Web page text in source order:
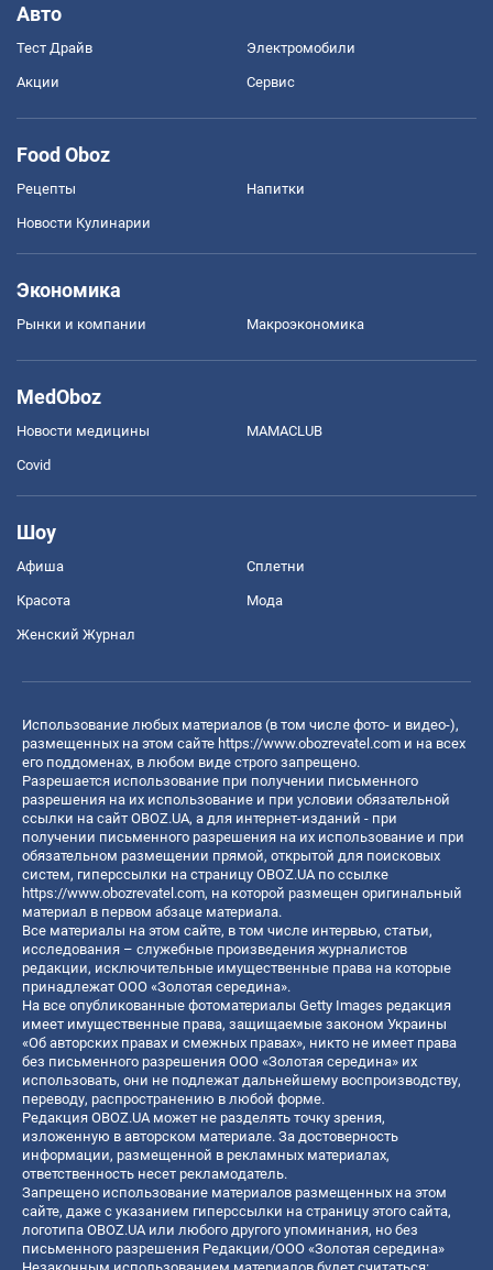
Авто
Тест Драйв Электромобили
Акции Сервис
Food Oboz
Рецепты Напитки
Новости Кулинарии
Экономика
Рынки и компании Mакроэкономика
MedOboz
Новости медицины MAMACLUB
Covid
Шоу
Афиша Сплетни
Красота Мода
Женский Журнал
Использование любых материалов (в том числе фото- и видео-),
размещенных на этом сайте https://www.obozrevatel.com и на всех
его поддоменах, в любом виде строго запрещено.
Разрешается использование при получении письменного
разрешения на их использование и при условии обязательной
ссылки на сайт OBOZ.UA, а для интернет-изданий - при
получении письменного разрешения на их использование и при
обязательном размещении прямой, открытой для поисковых
систем, гиперссылки на страницу OBOZ.UA по ссылке
https://www.obozrevatel.com, на которой размещен оригинальный
материал в первом абзаце материала.
Все материалы на этом сайте, в том числе интервью, статьи,
исследования – служебные произведения журналистов
редакции, исключительные имущественные права на которые
принадлежат ООО «Золотая середина».
На все опубликованные фотоматериалы Getty Images редакция
имеет имущественные права, защищаемые законом Украины
«Об авторских правах и смежных правах», никто не имеет права
без письменного разрешения ООО «Золотая середина» их
использовать, они не подлежат дальнейшему воспроизводству,
переводу, распространению в любой форме.
Редакция OBOZ.UA может не разделять точку зрения,
изложенную в авторском материале. За достоверность
информации, размещенной в рекламных материалах,
ответственность несет рекламодатель.
Запрещено использование материалов размещенных на этом
сайте, даже с указанием гиперссылки на страницу этого сайта,
логотипа OBOZ.UA или любого другого упоминания, но без
письменного разрешения Редакции/ООО «Золотая середина»